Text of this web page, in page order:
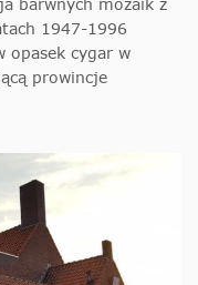
barwnych mozaik z
1947-1996
opasek cygar w
prowincje